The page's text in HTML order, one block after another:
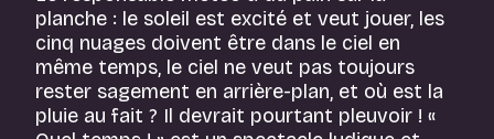
planche : le soleil est excité et veut jouer, les
cinq nuages doivent être dans le ciel en
même temps, le ciel ne veut pas toujours
rester sagement en arrière-plan, et où est la
pluie au fait ? Il devrait pourtant pleuvoir ! «